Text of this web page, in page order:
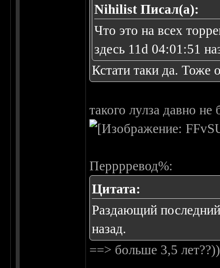
Nihilist Писал(а):
Что это на всех
здесь 11d 04:01:51
Кстати таки да. Тоже
такого лулза давно не
Перррревод%:
Цитата:
Раздающий
назад.
==> больше 3,5 лет??))